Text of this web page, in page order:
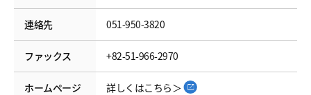
連絡先 051-950-3820
ファックス +82-51-966-2970
ホームページ 詳しくはこちら＞